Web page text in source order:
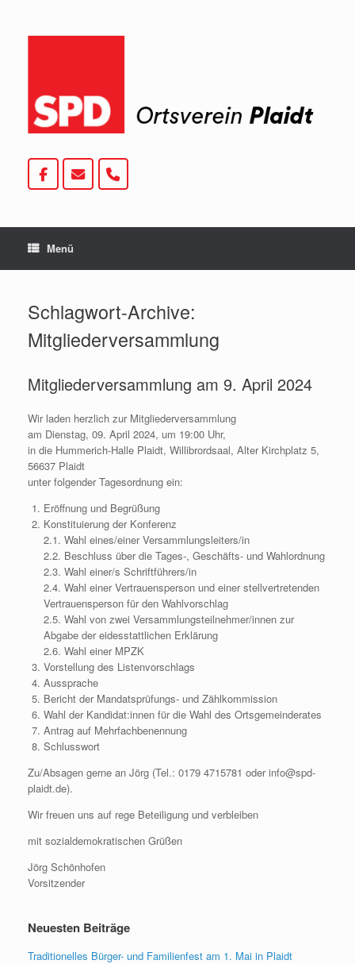
springen
Menü
Schlagwort-Archive:
Mitgliederversammlung
Mitgliederversammlung am 9. April 2024
Wir laden herzlich zur Mitgliederversammlung
am Dienstag, 09. April 2024, um 19:00 Uhr,
in die Hummerich-Halle Plaidt, Willibrordsaal, Alter Kirchplatz 5,
56637 Plaidt
unter folgender Tagesordnung ein:
Eröffnung und Begrüßung
Konstituierung der Konferenz
2.1. Wahl eines/einer Versammlungsleiters/in
2.2. Beschluss über die Tages-, Geschäfts- und Wahlordnung
2.3. Wahl einer/s Schriftführers/in
2.4. Wahl einer Vertrauensperson und einer stellvertretenden
Vertrauensperson für den Wahlvorschlag
2.5. Wahl von zwei Versammlungsteilnehmer/innen zur
Abgabe der eidesstattlichen Erklärung
2.6. Wahl einer MPZK
Vorstellung des Listenvorschlags
Aussprache
Bericht der Mandatsprüfungs- und Zählkommission
Wahl der Kandidat:innen für die Wahl des Ortsgemeinderates
Antrag auf Mehrfachbenennung
Schlusswort
Zu/Absagen gerne an Jörg (Tel.: 0179 4715781 oder info@spd-
plaidt.de).
Wir freuen uns auf rege Beteiligung und verbleiben
mit sozialdemokratischen Grüßen
Jörg Schönhofen
Vorsitzender
Neuesten Beiträge
Traditionelles Bürger- und Familienfest am 1. Mai in Plaidt